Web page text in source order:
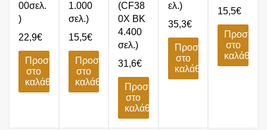
00σελ.
)
22,9€
Προσθήκη
στο
καλάθι
1.000
σελ.)
15,5€
Προσθήκη
στο
καλάθι
(CF38
0X BK
4.400
σελ.)
31,6€
Προσθήκη
στο
καλάθι
ελ.)
35,3€
Προσθήκη
στο
καλάθι
15,5€
στο
καλάθι